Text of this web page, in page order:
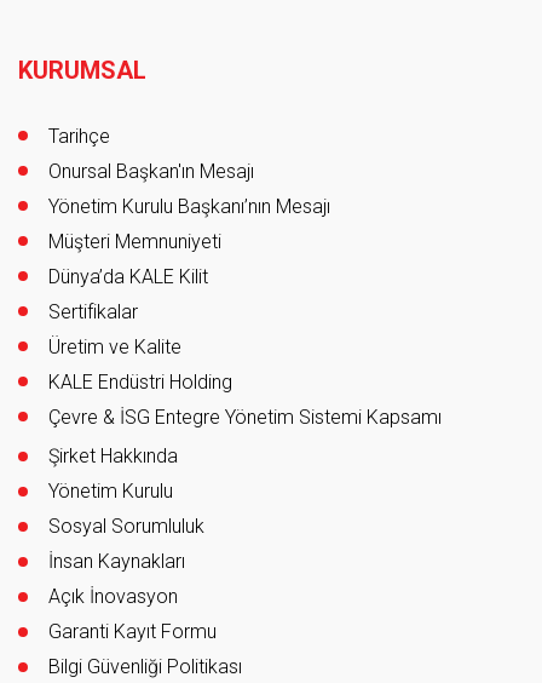
KURUMSAL
Tarihçe
Onursal Başkan'ın Mesajı
Yönetim Kurulu Başkanı’nın Mesajı
Müşteri Memnuniyeti
Dünya’da KALE Kilit
Sertifikalar
Üretim ve Kalite
KALE Endüstri Holding
Çevre & İSG Entegre Yönetim Sistemi Kapsamı
Şirket Hakkında
Yönetim Kurulu
Sosyal Sorumluluk
İnsan Kaynakları
Açık İnovasyon
Garanti Kayıt Formu
Bilgi Güvenliği Politikası